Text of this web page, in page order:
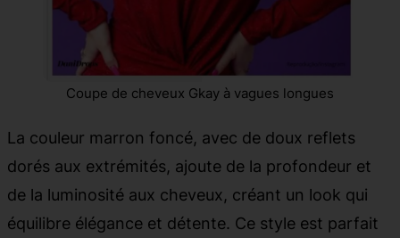
Coupe de cheveux Gkay à vagues longues
La couleur marron foncé, avec de doux reflets
dorés aux extrémités, ajoute de la profondeur et
de la luminosité aux cheveux, créant un look qui
équilibre élégance et détente. Ce style est parfait